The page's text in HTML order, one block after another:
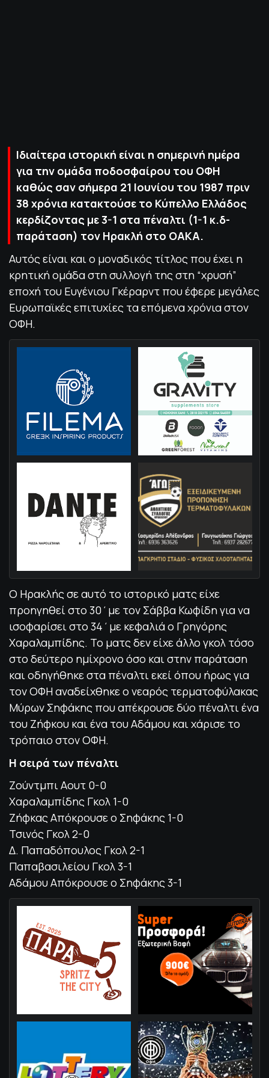
Ιδιαίτερα ιστορική είναι η σημερινή ημέρα
για την ομάδα ποδοσφαίρου του ΟΦΗ
καθώς σαν σήμερα 21 Ιουνίου του 1987 πριν
38 χρόνια κατακτούσε το Κύπελλο Ελλάδος
κερδίζοντας με 3-1 στα πέναλτι (1-1 κ.δ-
παράταση) τον Ηρακλή στο ΟΑΚΑ.
Αυτός είναι και ο μοναδικός τίτλος που έχει η
κρητική ομάδα στη συλλογή της στη “χρυσή”
εποχή του Ευγένιου Γκέραρντ που έφερε μεγάλες
Ευρωπαϊκές επιτυχίες τα επόμενα χρόνια στον
ΟΦΗ.
Ο Ηρακλής σε αυτό το ιστορικό ματς είχε
προηγηθεί στο 30΄με τον Σάββα Κωφίδη για να
ισοφαρίσει στο 34΄με κεφαλιά ο Γρηγόρης
Χαραλαμπίδης. Το ματς δεν είχε άλλο γκολ τόσο
στο δεύτερο ημίχρονο όσο και στην παράταση
και οδηγήθηκε στα πέναλτι εκεί όπου ήρως για
τον ΟΦΗ αναδείχθηκε ο νεαρός τερματοφύλακας
Μύρων Σηφάκης που απέκρουσε δύο πέναλτι ένα
του Ζήφκου και ένα του Αδάμου και χάρισε το
τρόπαιο στον ΟΦΗ.
Η σειρά των πέναλτι
Ζούντμπι Αουτ 0-0
Χαραλαμπίδης Γκολ 1-0
Ζήφκας Απόκρουσε ο Σηφάκης 1-0
Τσινός Γκολ 2-0
Δ. Παπαδόπουλος Γκολ 2-1
Παπαβασιλείου Γκολ 3-1
Αδάμου Απόκρουσε ο Σηφάκης 3-1